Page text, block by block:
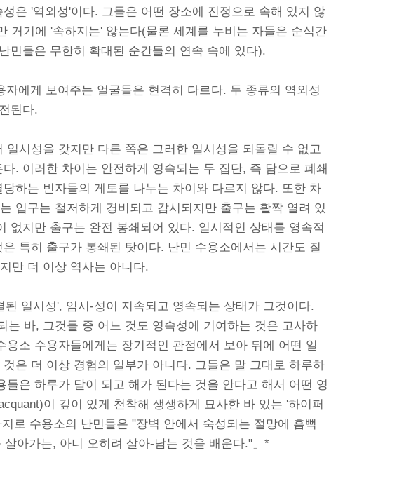
은 '역외성'이다. 그들은 어떤 장소에 진정으로 속해 있지 않
거기에 '속하지는' 않는다(물론 세계를 누비는 자들은 순식간
민들은 무한히 확대된 순간들의 연속 속에 있다).
에게 보여주는 얼굴들은 현격히 다르다. 두 종류의 역외성
된다.
시성을 갖지만 다른 쪽은 그러한 일시성을 되돌릴 수 없고
. 이러한 차이는 안전하게 영속되는 두 집단, 즉 담으로 폐쇄
하는 빈자들의 게토를 나누는 차이와 다르지 않다. 또한 차
입구는 철저하게 경비되고 감시되지만 출구는 활짝 열려 있
없지만 출구는 완전 봉쇄되어 있다. 일시적인 상태를 영속적
특히 출구가 봉쇄된 탓이다. 난민 수용소에서는 시간도 질
만 더 이상 역사는 아니다.
일시성', 임시-성이 지속되고 영속되는 상태가 그것이다.
는 바, 그것들 중 어느 것도 영속성에 기여하는 것은 고사하
소 수용자들에게는 장기적인 관점에서 보아 뒤에 어떤 일
은 더 이상 경험의 일부가 아니다. 그들은 말 그대로 하루하
은 하루가 달이 되고 해가 된다는 것을 안다고 해서 어떤 영
이 깊이 있게 천착해 생생하게 묘사한 바 있는 '하이퍼
로 수용소의 난민들은 "장벽 안에서 숙성되는 절망에 흠뻑
살아가는, 아니 오히려 살아-남는 것을 배운다."」*